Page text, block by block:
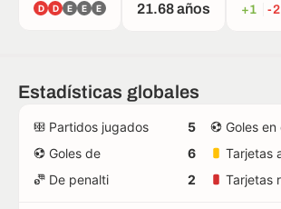
D D E E E 21.68 años +1 -2
Estadísticas globales
Partidos jugados 5 Goles
Goles de
6 Tarjetas
De penalti
2 Tarjetas